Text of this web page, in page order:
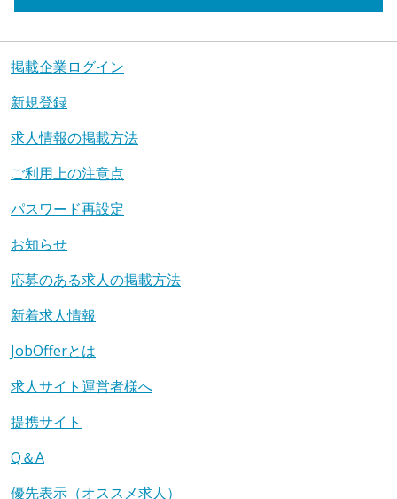
掲載企業ログイン
新規登録
求人情報の掲載方法
ご利用上の注意点
パスワード再設定
お知らせ
応募のある求人の掲載方法
新着求人情報
JobOfferとは
求人サイト運営者様へ
提携サイト
Q＆A
優先表示（オススメ求人）